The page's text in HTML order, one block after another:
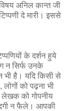
अनिल कान्त जी
दे मारी। इससे
के दर्शन हुये
न सिर्फ उनके
भी है। यदि किसी से
को पढ़ना भी
लेखक को गोपनीय
न फैले। आपकी